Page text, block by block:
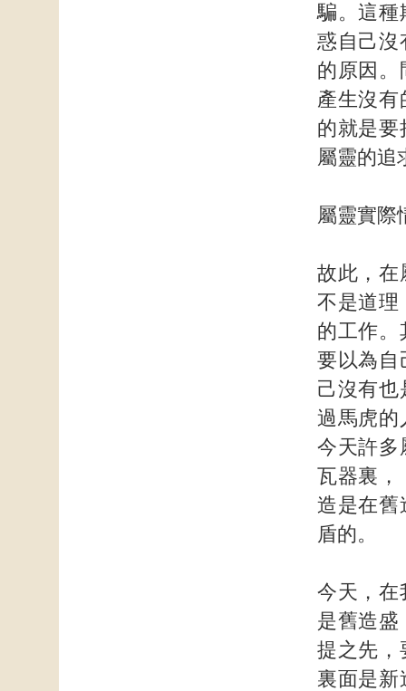
騙。這種
惑自己沒
的原因。
產生沒有
的就是要
屬靈的追
屬靈實際
故此，在
不是道理
的工作。
要以為自
己沒有也
過馬虎的
今天許多
瓦器裏，
造是在舊
盾的。
今天，在
是舊造盛
提之先，
裏面是新